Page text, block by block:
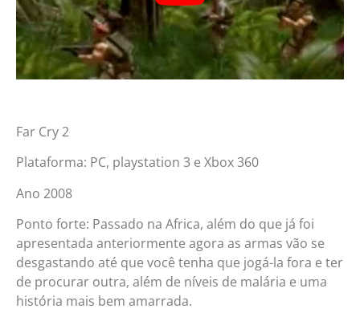
Far Cry 2
Plataforma: PC, playstation 3 e Xbox 360
Ano 2008
Ponto forte: Passado na Africa, além do que já foi
apresentada anteriormente agora as armas vão se
desgastando até que você tenha que jogá-la fora e ter
de procurar outra, além de níveis de malária e uma
história mais bem amarrada.